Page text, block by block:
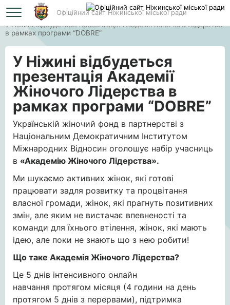
Офіційний сайт Ніжинської міської ради
Головна
У Ніжині відбудеться презентація Академії Жіночого Лідерства
в рамках програми “DOBRE”
У Ніжині відбудеться
презентація Академії
Жіночого Лідерства в
рамках програми “DOBRE”
Українській жіночий фонд в партнерстві з
Національним Демократичним Інститутом
Міжнародних Відносин оголошує набір учасниць
в «Академію Жіночого Лідерства».
Ми шукаємо активних жінок, які готові
працювати задля розвитку та процвітання
власної громади, жінок, які прагнуть позитивних
змін, але яким не вистачає впевненості та
команди для їхнього втілення, жінок, які мають
ідею, але поки не знають що з нею робити!
Що таке Академія Жіночого Лідерства?
Це 5 днів інтенсивного онлайн
навчання протягом місяця (4 години на день
протягом 5 днів з перервами), підтримка